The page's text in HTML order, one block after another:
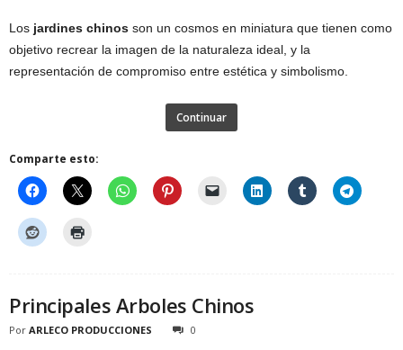
Los jardines chinos son un cosmos en miniatura que tienen como
objetivo recrear la imagen de la naturaleza ideal, y la
representación de compromiso entre estética y simbolismo.
Continuar
Comparte esto:
Principales Arboles Chinos
Por ARLECO PRODUCCIONES 0